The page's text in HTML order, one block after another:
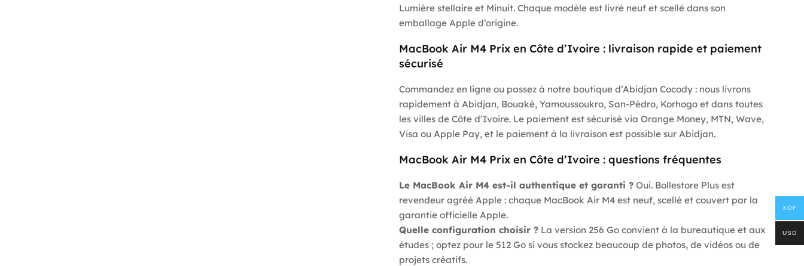
Lumière stellaire et Minuit. Chaque modèle est livré neuf et scellé dans son
emballage Apple d’origine.
MacBook Air M4 Prix en Côte d’Ivoire : livraison rapide et paiement
sécurisé
Commandez en ligne ou passez à notre boutique d’Abidjan Cocody : nous livrons
rapidement à Abidjan, Bouaké, Yamoussoukro, San-Pédro, Korhogo et dans toutes
les villes de Côte d’Ivoire. Le paiement est sécurisé via Orange Money, MTN, Wave,
Visa ou Apple Pay, et le paiement à la livraison est possible sur Abidjan.
MacBook Air M4 Prix en Côte d’Ivoire : questions fréquentes
Le MacBook Air M4 est-il authentique et garanti ? Oui. Bollestore Plus est
revendeur agréé Apple : chaque MacBook Air M4 est neuf, scellé et couvert par la
garantie officielle Apple.
Quelle configuration choisir ? La version 256 Go convient à la bureautique et aux
études ; optez pour le 512 Go si vous stockez beaucoup de photos, de vidéos ou de
projets créatifs.
XOF
USD